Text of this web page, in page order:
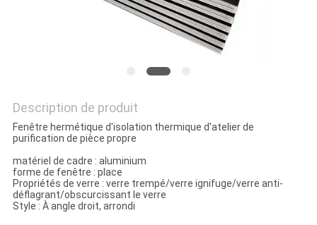
Description de produit
Fenêtre hermétique d'isolation thermique d'atelier de
purification de pièce propre
matériel de cadre : aluminium
forme de fenêtre : place
Propriétés de verre : verre trempé/verre ignifuge/verre anti-
déflagrant/obscurcissant le verre
Style : À angle droit, arrondi